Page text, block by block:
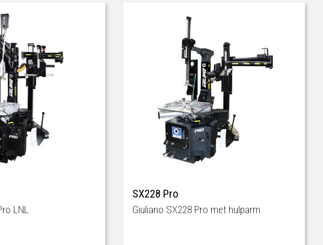
LNL
SX228 Pro
Giuliano SX228 Pro met hulparm